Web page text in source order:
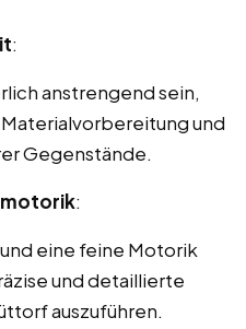
:
anstrengend sein,
und
Gegenstände.
:
eine feine Motorik
und detaillierte
auszuführen.